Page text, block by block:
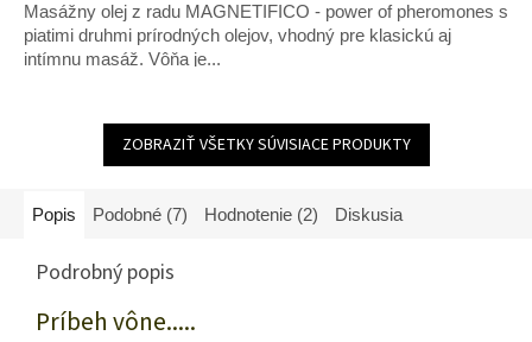
hviezdičiek.
Masážny olej z radu MAGNETIFICO - power of pheromones s
piatimi druhmi prírodných olejov, vhodný pre klasickú aj
intímnu masáž. Vôňa je...
ZOBRAZIŤ VŠETKY SÚVISIACE PRODUKTY
Popis Podobné (7) Hodnotenie (2) Diskusia
Podrobný popis
Príbeh vône.....